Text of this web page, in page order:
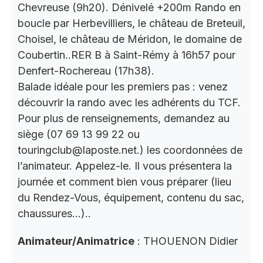
Chevreuse (9h20). Dénivelé +200m Rando en
boucle par Herbevilliers, le château de Breteuil,
Choisel, le château de Méridon, le domaine de
Coubertin..RER B à Saint-Rémy à 16h57 pour
Denfert-Rochereau (17h38).
Balade idéale pour les premiers pas : venez
découvrir la rando avec les adhérents du TCF.
Pour plus de renseignements, demandez au
siège (07 69 13 99 22 ou
touringclub@laposte.net.) les coordonnées de
l’animateur. Appelez-le. Il vous présentera la
journée et comment bien vous préparer (lieu
du Rendez-Vous, équipement, contenu du sac,
chaussures…)..
Animateur/Animatrice : THOUENON Didier